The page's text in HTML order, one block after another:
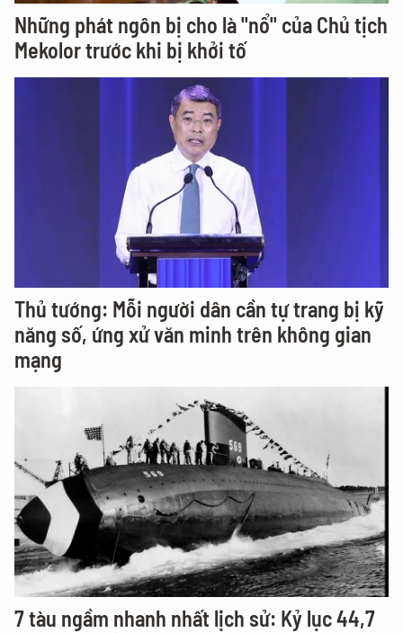
Những phát ngôn bị cho là "nổ" của Chủ tịch
Mekolor trước khi bị khởi tố
Thủ tướng: Mỗi người dân cần tự trang bị kỹ
năng số, ứng xử văn minh trên không gian
mạng
7 tàu ngầm nhanh nhất lịch sử: Kỷ lục 44,7